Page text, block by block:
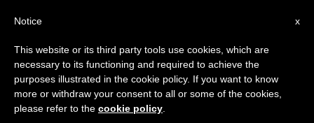
الكرسي الرسولي
x
Notice
This website or its third party tools use cookies, which are
necessary to its functioning and required to achieve the
purposes illustrated in the cookie policy. If you want to know
more or withdraw your consent to all or some of the cookies,
please refer to the cookie policy